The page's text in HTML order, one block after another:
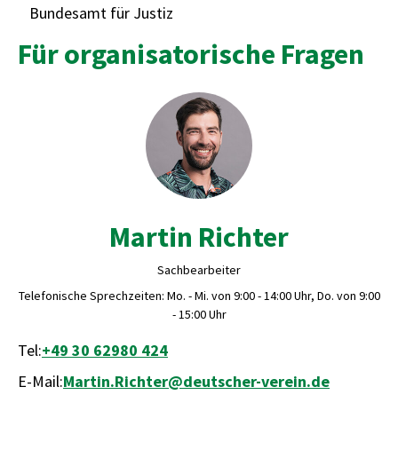
Bundesamt für Justiz
Für organisatorische Fragen
Martin Richter
Sachbearbeiter
Telefonische Sprechzeiten: Mo. - Mi. von 9:00 - 14:00 Uhr, Do. von 9:00
- 15:00 Uhr
Tel:+49 30 62980 424
E-Mail:Martin.Richter@deutscher-verein.de